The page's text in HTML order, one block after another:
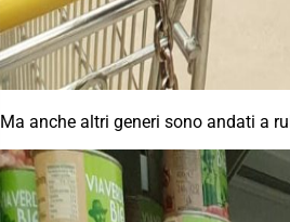
Ma anche altri generi sono andati a